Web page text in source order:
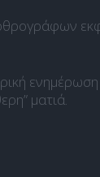
ενημέρωση
ματιά.